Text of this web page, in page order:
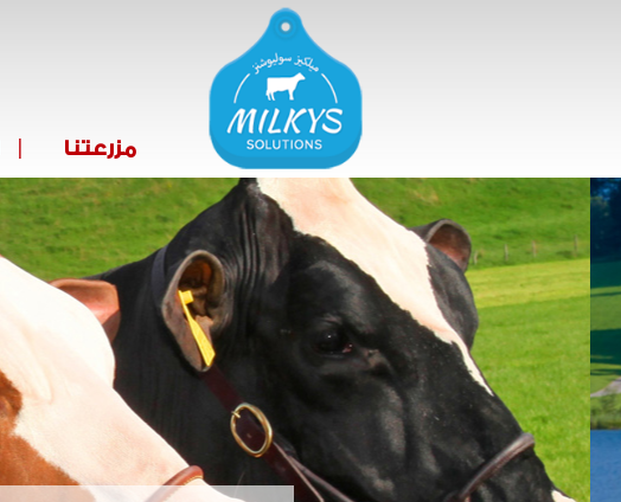
مزرعتنا